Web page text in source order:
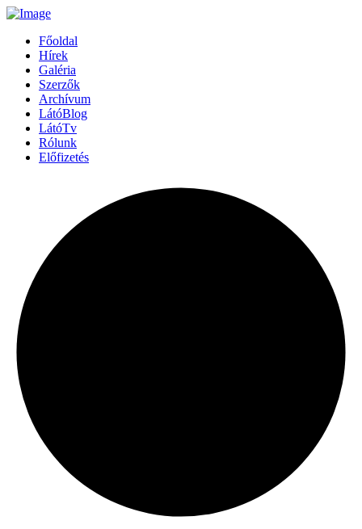
Főoldal
Hírek
Galéria
Szerzők
Archívum
LátóBlog
LátóTv
Rólunk
Előfizetés